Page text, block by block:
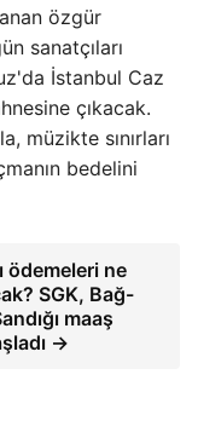
özgür
sanatçıları
İstanbul Caz
çıkacak.
müzikte sınırları
bedelini
ödemeleri ne
SGK, Bağ-
maaş
→